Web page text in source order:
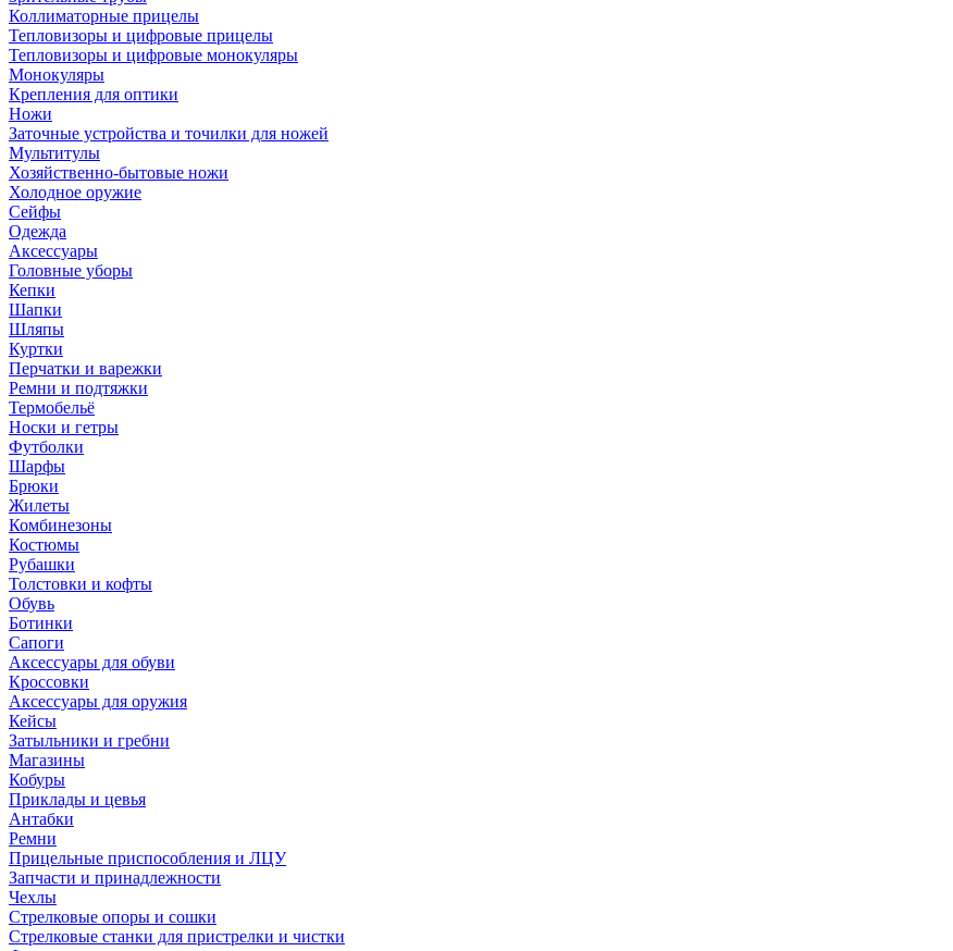
Коллиматорные прицелы
Тепловизоры и цифровые прицелы
Тепловизоры и цифровые монокуляры
Монокуляры
Крепления для оптики
Ножи
Заточные устройства и точилки для ножей
Мультитулы
Хозяйственно-бытовые ножи
Холодное оружие
Сейфы
Одежда
Аксессуары
Головные уборы
Кепки
Шапки
Шляпы
Куртки
Перчатки и варежки
Ремни и подтяжки
Термобельё
Носки и гетры
Футболки
Шарфы
Брюки
Жилеты
Комбинезоны
Костюмы
Рубашки
Толстовки и кофты
Обувь
Ботинки
Сапоги
Аксессуары для обуви
Кроссовки
Аксессуары для оружия
Кейсы
Затыльники и гребни
Магазины
Кобуры
Приклады и цевья
Антабки
Ремни
Прицельные приспособления и ЛЦУ
Запчасти и принадлежности
Чехлы
Стрелковые опоры и сошки
Стрелковые станки для пристрелки и чистки